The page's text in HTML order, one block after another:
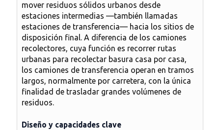
mover residuos sólidos urbanos desde
estaciones intermedias —también llamadas
estaciones de transferencia— hacia los sitios de
disposición final. A diferencia de los camiones
recolectores, cuya función es recorrer rutas
urbanas para recolectar basura casa por casa,
los camiones de transferencia operan en tramos
largos, normalmente por carretera, con la única
finalidad de trasladar grandes volúmenes de
residuos.
Diseño y capacidades clave